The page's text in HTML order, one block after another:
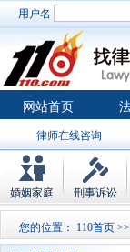
用户名
网站首页
律师在线咨询
婚姻家庭 刑事诉讼
您的位置： 110首页 >>